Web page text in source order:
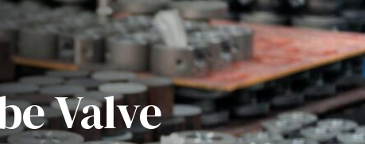
Valve